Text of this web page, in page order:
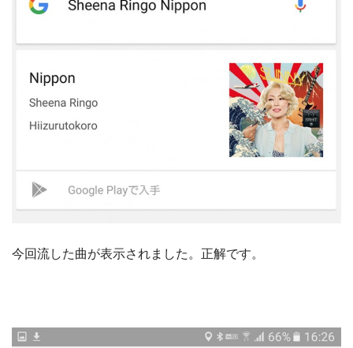
今回流した曲が表示されました。正解です。